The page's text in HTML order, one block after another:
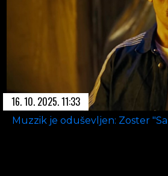
16. 10. 2025. 11:33
Muzzik je oduševljen: Zoster